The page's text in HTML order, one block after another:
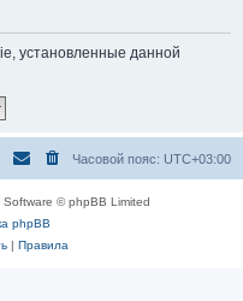
установленные данной
Часовой пояс: UTC+03:00
Software © phpBB Limited
phpBB
| Правила